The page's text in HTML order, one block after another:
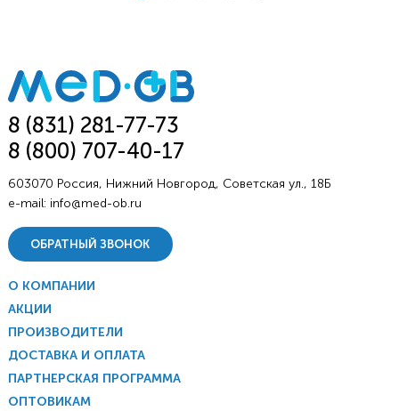
8 (831) 281-77-73
8 (800) 707-40-17
603070 Россия, Нижний Новгород, Советская ул., 18Б
e-mail: info@med-ob.ru
ОБРАТНЫЙ ЗВОНОК
О КОМПАНИИ
АКЦИИ
ПРОИЗВОДИТЕЛИ
ДОСТАВКА И ОПЛАТА
ПАРТНЕРСКАЯ ПРОГРАММА
ОПТОВИКАМ